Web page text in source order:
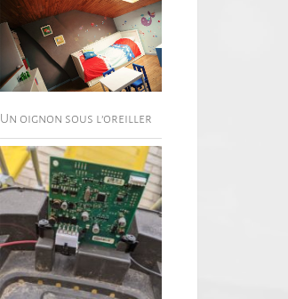
Un oignon sous l’oreiller